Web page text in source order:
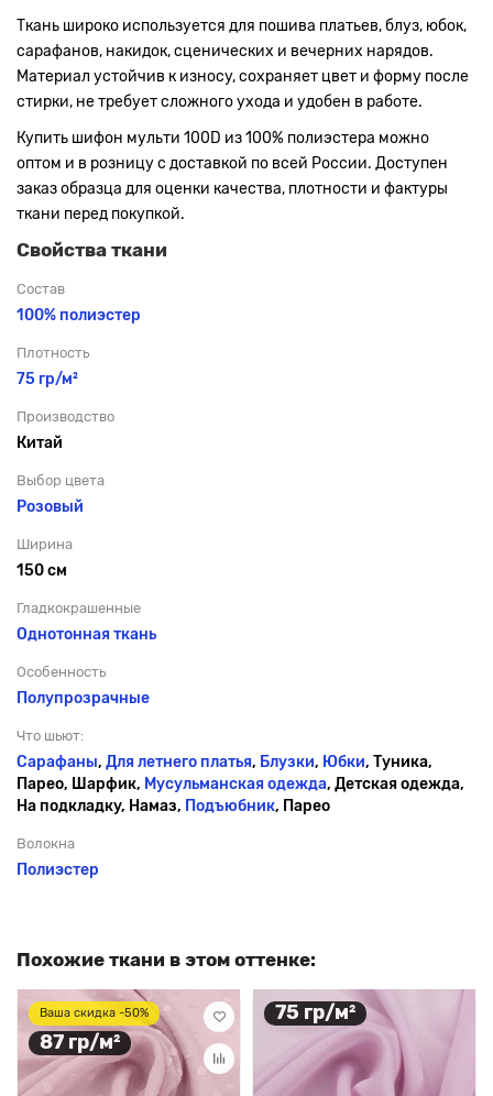
Ткань широко используется для пошива платьев, блуз, юбок,
сарафанов, накидок, сценических и вечерних нарядов.
Материал устойчив к износу, сохраняет цвет и форму после
стирки, не требует сложного ухода и удобен в работе.
Купить шифон мульти 100D из 100% полиэстера можно
оптом и в розницу с доставкой по всей России. Доступен
заказ образца для оценки качества, плотности и фактуры
ткани перед покупкой.
Свойства ткани
Состав
100% полиэстер
Плотность
75 гр/м²
Производство
Китай
Выбор цвета
Розовый
Ширина
150 см
Гладкокрашенные
Однотонная ткань
Особенность
Полупрозрачные
Что шьют:
Сарафаны, Для летнего платья, Блузки, Юбки, Туника,
Парео, Шарфик, Мусульманская одежда, Детская одежда,
На подкладку, Намаз, Подъюбник, Парео
Волокна
Полиэстер
Похожие ткани в этом оттенке:
Ваша скидка -50%
87 гр/м²
75 гр/м²